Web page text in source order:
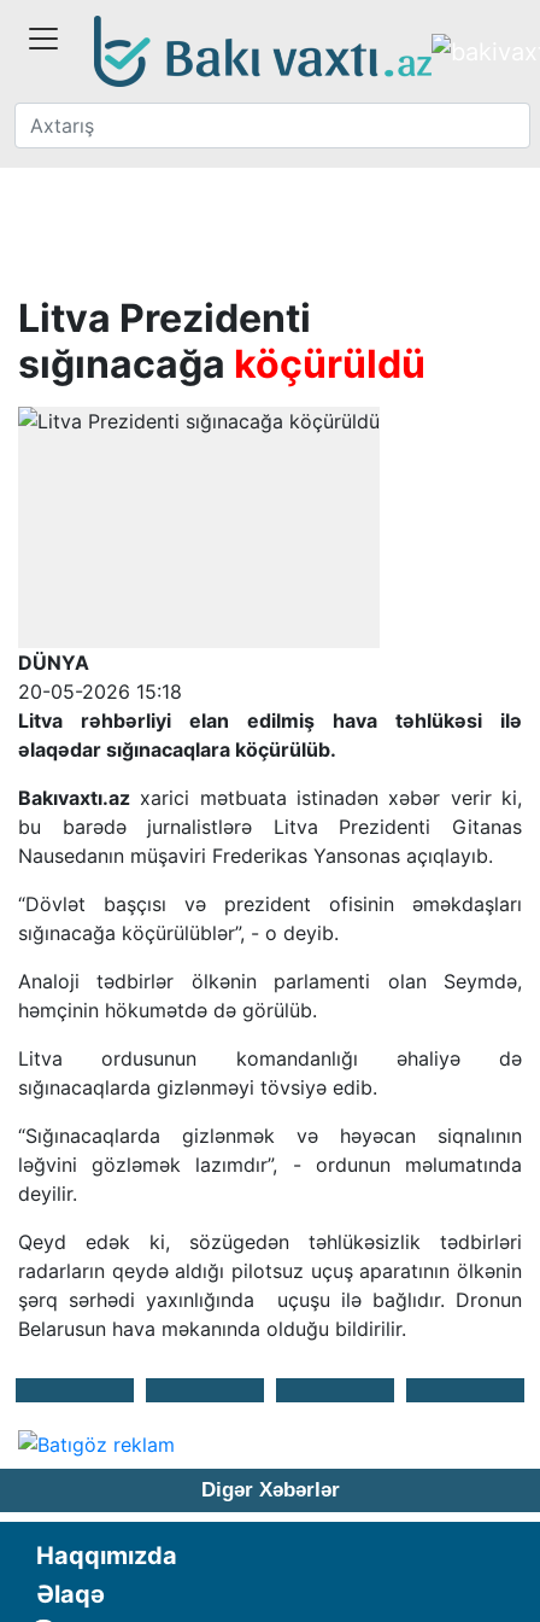
Litva Prezidenti
sığınacağa köçürüldü
DÜNYA
20-05-2026 15:18
Litva rəhbərliyi elan edilmiş hava təhlükəsi ilə
əlaqədar sığınacaqlara köçürülüb.
Bakıvaxtı.az xarici mətbuata istinadən xəbər verir ki,
bu barədə jurnalistlərə Litva Prezidenti Gitanas
Nausedanın müşaviri Frederikas Yansonas açıqlayıb.
“Dövlət başçısı və prezident ofisinin əməkdaşları
sığınacağa köçürülüblər”, - o deyib.
Analoji tədbirlər ölkənin parlamenti olan Seymdə,
həmçinin hökumətdə də görülüb.
Litva ordusunun komandanlığı əhaliyə də
sığınacaqlarda gizlənməyi tövsiyə edib.
“Sığınacaqlarda gizlənmək və həyəcan siqnalının
ləğvini gözləmək lazımdır”, - ordunun məlumatında
deyilir.
Qeyd edək ki, sözügedən təhlükəsizlik tədbirləri
radarların qeydə aldığı pilotsuz uçuş aparatının ölkənin
şərq sərhədi yaxınlığında uçuşu ilə bağlıdır. Dronun
Belarusun hava məkanında olduğu bildirilir.
Digər Xəbərlər
Haqqımızda
Əlaqə